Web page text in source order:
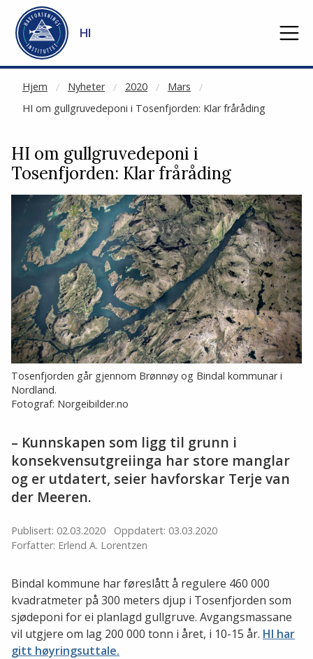
Gå til hovedinnhold
HI
Hjem Nyheter 2020
Mars
HI om gullgruvedeponi i Tosenfjorden: Klar fråråding
NOT CACHED
HI om gullgruvedeponi i
Tosenfjorden: Klar fråråding
Tosenfjorden går gjennom Brønnøy og Bindal kommunar i
Nordland.
Fotograf: Norgeibilder.no
– Kunnskapen som ligg til grunn i
konsekvensutgreiinga har store manglar
og er utdatert, seier havforskar Terje van
der Meeren.
Publisert: 02.03.2020
Oppdatert: 03.03.2020
Forfatter: Erlend A. Lorentzen
Bindal kommune har føreslått å regulere 460 000
kvadratmeter på 300 meters djup i Tosenfjorden som
sjødeponi for ei planlagd gullgruve. Avgangsmassane
vil utgjere om lag 200 000 tonn i året, i 10-15 år. HI har
gitt høyringsuttale.